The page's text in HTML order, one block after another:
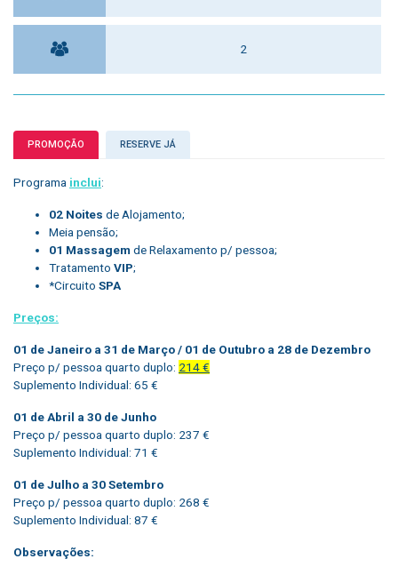
2
PROMOÇÃO RESERVE JÁ
Programa inclui:
02 Noites de Alojamento;
Meia pensão;
01 Massagem de Relaxamento p/ pessoa;
Tratamento VIP;
*Circuito SPA
Preços:
01 de Janeiro a 31 de Março / 01 de Outubro a 28 de Dezembro
Preço p/ pessoa quarto duplo: 214 €
Suplemento Individual: 65 €
01 de Abril a 30 de Junho
Preço p/ pessoa quarto duplo: 237 €
Suplemento Individual: 71 €
01 de Julho a 30 Setembro
Preço p/ pessoa quarto duplo: 268 €
Suplemento Individual: 87 €
Observações: